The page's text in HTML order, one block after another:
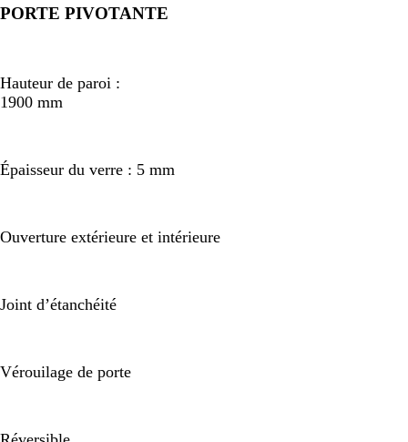
PORTE PIVOTANTE
Hauteur de paroi :
1900 mm
Épaisseur du verre : 5 mm
Ouverture extérieure et intérieure
Joint d’étanchéité
Vérouilage de porte